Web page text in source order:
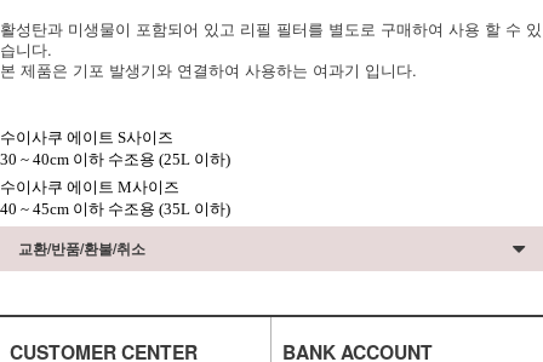
활성탄과 미생물이 포함되어 있고 리필 필터를 별도로 구매하여 사용 할 수 있
습니다.
본 제품은 기포 발생기와 연결하여 사용하는 여과기 입니다.
수이사쿠 에이트 S사이즈
30 ~ 40cm 이하 수조용 (25L 이하)
수이사쿠 에이트 M사이즈
40 ~ 45cm 이하 수조용 (35L 이하)
교환/반품/환불/취소
CUSTOMER CENTER BANK ACCOUNT